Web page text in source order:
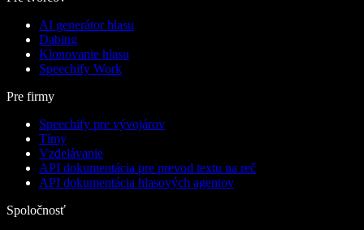
AI generátor hlasu
Dabing
Klonovanie hlasu
Speechify Work
Pre firmy
Speechify pre vývojárov
Tímy
Vzdelávanie
API dokumentácia pre prevod textu na reč
API dokumentácia hlasových agentov
Spoločnosť